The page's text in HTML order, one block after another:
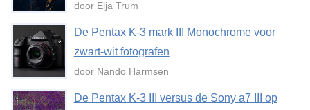
door Elja Trum
De Pentax K-3 mark III Monochrome voor
zwart-wit fotografen
door Nando Harmsen
De Pentax K-3 III versus de Sony a7 III op